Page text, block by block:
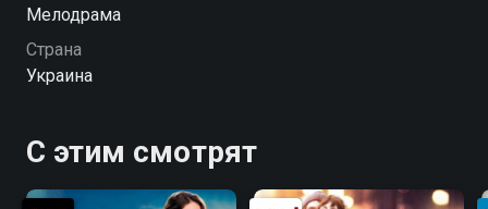
Посмотреть онлайн 1 сезон сериала Чужие тайны
вы можете совершенно бесплатно в хорошем HD
качестве на Смотрёшке
Мелодрама
Страна
Украина
С этим смотрят